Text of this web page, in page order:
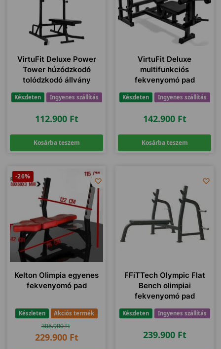
VirtuFit Deluxe Power
Tower húzódzkodó
tolódzkodó állvány
Készleten Ingyenes szállítás
112.900 Ft
Kosárba teszem
VirtuFit Deluxe
multifunkciós
fekvenyomó pad
Készleten Ingyenes szállítás
142.900 Ft
Kosárba teszem
-26%
Kelton Olimpia egyenes
fekvenyomó pad
Készleten Akciós termék
308.900Ft
229.900 Ft
FFiTTech Olympic Flat
Bench olimpiai
fekvenyomó pad
Készleten Ingyenes szállítás
239.900 Ft